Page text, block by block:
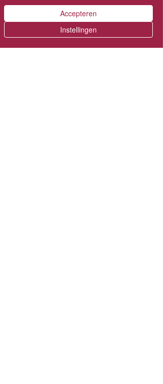
Vanaf wanneer is er gratis
verzending?Instellingen
Accepteren